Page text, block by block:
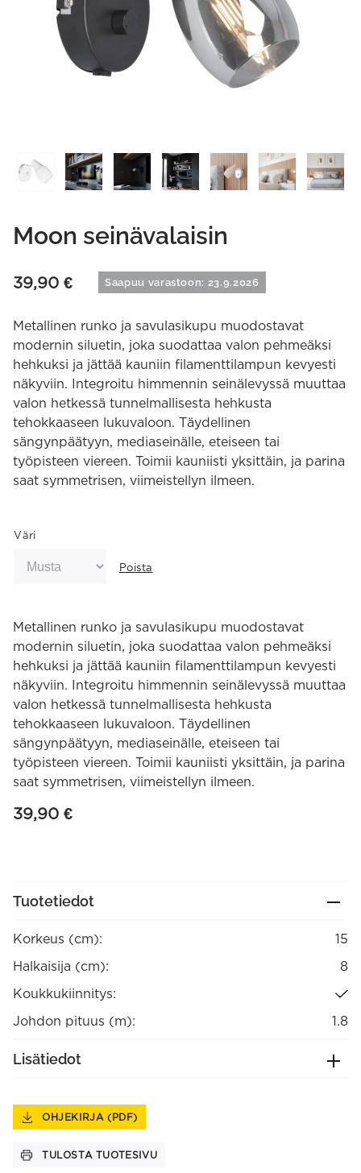
Moon seinävalaisin
39,90 € Saapuu varastoon: 23.9.2026
Metallinen runko ja savulasikupu muodostavat
modernin siluetin, joka suodattaa valon pehmeäksi
hehkuksi ja jättää kauniin filamenttilampun kevyesti
näkyviin. Integroitu himmennin seinälevyssä muuttaa
valon hetkessä tunnelmallisesta hehkusta
tehokkaaseen lukuvaloon. Täydellinen
sängynpäätyyn, mediaseinälle, eteiseen tai
työpisteen viereen. Toimii kauniisti yksittäin, ja parina
saat symmetrisen, viimeistellyn ilmeen.
Väri
Poista
Metallinen runko ja savulasikupu muodostavat
modernin siluetin, joka suodattaa valon pehmeäksi
hehkuksi ja jättää kauniin filamenttilampun kevyesti
näkyviin. Integroitu himmennin seinälevyssä muuttaa
valon hetkessä tunnelmallisesta hehkusta
tehokkaaseen lukuvaloon. Täydellinen
sängynpäätyyn, mediaseinälle, eteiseen tai
työpisteen viereen. Toimii kauniisti yksittäin, ja parina
saat symmetrisen, viimeistellyn ilmeen.
39,90 €
Tuotetiedot
Korkeus (cm):
15
Halkaisija (cm):
8
Koukkukiinnitys:
Johdon pituus (m):
1.8
Lisätiedot
OHJEKIRJA (PDF)
TULOSTA TUOTESIVU